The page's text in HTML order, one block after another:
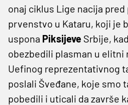
onaj ciklus Lige nacija
prvenstvo u Kataru, koji je
uspona Piksijeve Srbije,
obezbedili plasman u elitni
Uefinog reprezentativnog
poslali Šveđane, koje smo
pobedili i uticali da završe